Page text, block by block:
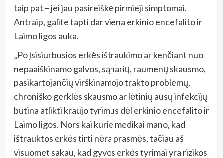
taip pat – jei jau pasireiškė pirmieji simptomai.
Antraip, galite tapti dar viena erkinio encefalito ir
Laimo ligos auka.
„Po įsisiurbusios erkės ištraukimo ar kenčiant nuo
nepaaiškinamo galvos, sąnarių, raumenų skausmo,
pasikartojančių virškinamojo trakto problemų,
chroniško gerklės skausmo ar lėtinių ausų infekcijų
būtina atlikti kraujo tyrimus dėl erkinio encefalito ir
Laimo ligos. Nors kai kurie medikai mano, kad
ištrauktos erkės tirti nėra prasmės, tačiau aš
visuomet sakau, kad gyvos erkės tyrimai yra rizikos